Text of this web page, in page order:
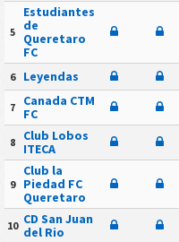
5
Estudiantes
de
Queretaro
FC
6 Leyendas
7
Canada CTM
FC
8
Club Lobos
ITECA
9
Club la
Piedad FC
Queretaro
10 CD San Juan
del Rio